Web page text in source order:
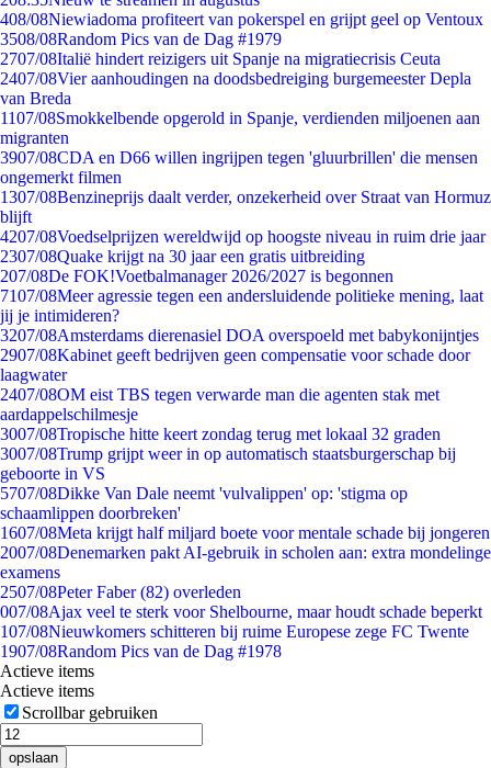
408/08Niewiadoma profiteert van pokerspel en grijpt geel op Ventoux
3508/08Random Pics van de Dag #1979
2707/08Italië hindert reizigers uit Spanje na migratiecrisis Ceuta
2407/08Vier aanhoudingen na doodsbedreiging burgemeester Depla
van Breda
1107/08Smokkelbende opgerold in Spanje, verdienden miljoenen aan
migranten
3907/08CDA en D66 willen ingrijpen tegen 'gluurbrillen' die mensen
ongemerkt filmen
1307/08Benzineprijs daalt verder, onzekerheid over Straat van Hormuz
blijft
4207/08Voedselprijzen wereldwijd op hoogste niveau in ruim drie jaar
2307/08Quake krijgt na 30 jaar een gratis uitbreiding
207/08De FOK!Voetbalmanager 2026/2027 is begonnen
7107/08Meer agressie tegen een andersluidende politieke mening, laat
jij je intimideren?
3207/08Amsterdams dierenasiel DOA overspoeld met babykonijntjes
2907/08Kabinet geeft bedrijven geen compensatie voor schade door
laagwater
2407/08OM eist TBS tegen verwarde man die agenten stak met
aardappelschilmesje
3007/08Tropische hitte keert zondag terug met lokaal 32 graden
3007/08Trump grijpt weer in op automatisch staatsburgerschap bij
geboorte in VS
5707/08Dikke Van Dale neemt 'vulvalippen' op: 'stigma op
schaamlippen doorbreken'
1607/08Meta krijgt half miljard boete voor mentale schade bij jongeren
2007/08Denemarken pakt AI-gebruik in scholen aan: extra mondelinge
examens
2507/08Peter Faber (82) overleden
007/08Ajax veel te sterk voor Shelbourne, maar houdt schade beperkt
107/08Nieuwkomers schitteren bij ruime Europese zege FC Twente
1907/08Random Pics van de Dag #1978
Actieve items
Actieve items
Scrollbar gebruiken
opslaan